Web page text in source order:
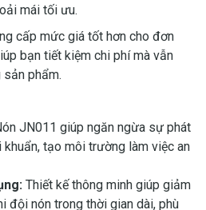
mái tối ưu.
cấp mức giá tốt hơn cho đơn
bạn tiết kiệm chi phí mà vẫn
phẩm.
JN011 giúp ngăn ngừa sự phát
tạo môi trường làm việc an
Thiết kế thông minh giúp giảm
đội nón trong thời gian dài, phù